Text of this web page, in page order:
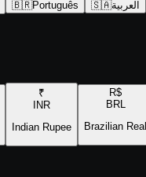
🇧🇷Português 🇸🇦العربية
₹
INR
Indian Rupee
R$
BRL
Brazilian Real